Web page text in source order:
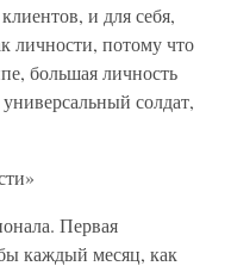
и для себя,
личности, потому что
большая личность
солдат,
Первая
каждый месяц, как